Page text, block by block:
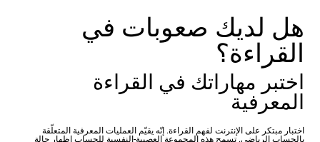
هل لديك صعوبات في
القراءة؟
اختبر مهاراتك في القراءة
المعرفية
اختبار مبتكر على الإنترنت لفهم القراءة. إنّه يقيّم العمليات المعرفية المتعلّقة
بالحساب الرياضي. تسمح هذه المجموعة العصبية-النفسية للحساب إظهار حالة